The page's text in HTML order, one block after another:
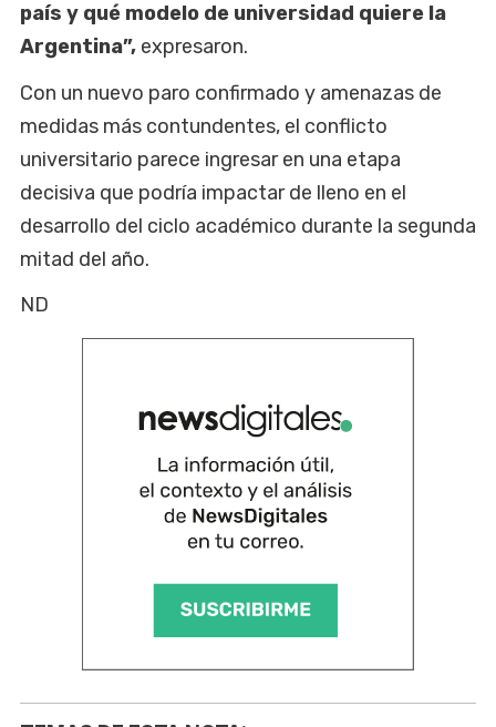
país y qué modelo de universidad quiere la
Argentina”, expresaron.
Con un nuevo paro confirmado y amenazas de
medidas más contundentes, el conflicto
universitario parece ingresar en una etapa
decisiva que podría impactar de lleno en el
desarrollo del ciclo académico durante la segunda
mitad del año.
ND